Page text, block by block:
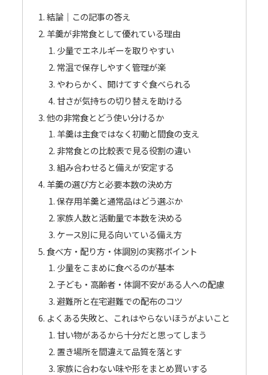
結論｜この記事の答え
羊羹が非常食として優れている理由
少量でエネルギーを取りやすい
常温で保存しやすく管理が楽
やわらかく、開けてすぐ食べられる
甘さが気持ちの切り替えを助ける
他の非常食とどう使い分けるか
羊羹は主食ではなく初動と間食の支え
非常食との比較表で見る役割の違い
組み合わせると備えが安定する
羊羹の選び方と必要本数の決め方
保存用羊羹と通常品はどう選ぶか
家族人数と活動量で本数を決める
ケース別に見る向いている備え方
食べ方・配り方・体調別の実務ポイント
少量をこまめに食べるのが基本
子ども・高齢者・体調不安がある人への配慮
避難所と在宅避難での配布のコツ
よくある失敗と、これはやらないほうがよいこと
甘い物があるから十分だと思ってしまう
置き場所を間違えて品質を落とす
家族に合わない味や形をまとめ買いする